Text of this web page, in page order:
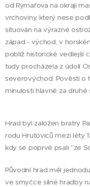
od Rýmařova na okraji
vrchoviny, který nese
situován na výrazné
západ - východ, v
poblíž historické vedlejší
tudy procházela z údolí
severovýchod. Pověsti o
minulosti hlavně za
Hrad byl založen bratry
rodu Hrutoviců mezi léty
kdy se poprvé psali "ze
Původní hrad měl
ve smyčce silné hradby